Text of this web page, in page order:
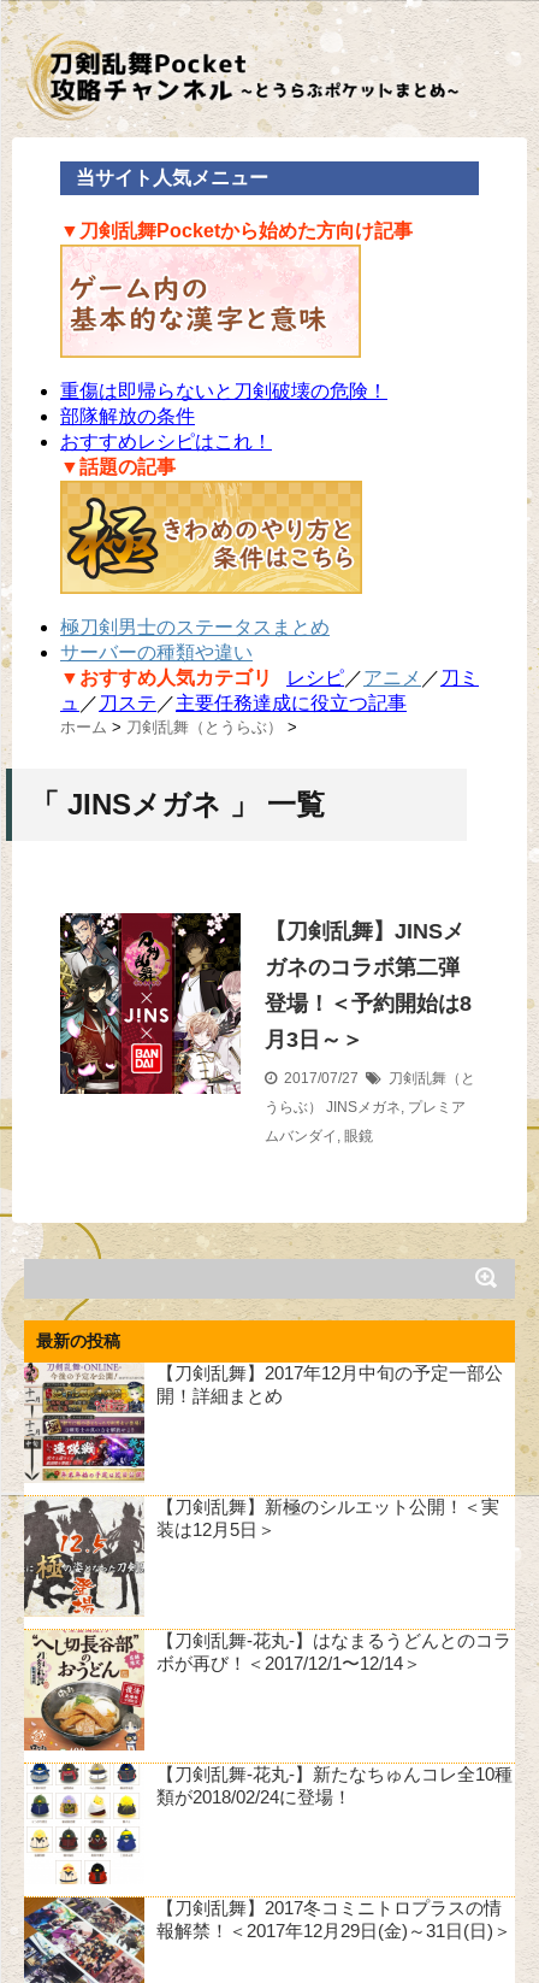
当サイト人気メニュー
▼刀剣乱舞Pocketから始めた方向け記事
重傷は即帰らないと刀剣破壊の危険！
部隊解放の条件
おすすめレシピはこれ！
▼話題の記事
極刀剣男士のステータスまとめ
サーバーの種類や違い
▼おすすめ人気カテゴリ
レシピ／アニメ ／ 刀ミ
ュ ／ 刀ステ ／主要任務達成に役立つ記事
ホーム > 刀剣乱舞（とうらぶ） >
「 JINSメガネ 」 一覧
【刀剣乱舞】JINSメ
ガネのコラボ第二弾
登場！＜予約開始は8
月3日～＞
2017/07/27
刀剣乱舞（と
うらぶ）
JINSメガネ, プレミア
ムバンダイ , 眼鏡
最新の投稿
【刀剣乱舞】2017年12月中旬の予定一部公
開！詳細まとめ
【刀剣乱舞】新極のシルエット公開！＜実
装は12月5日＞
【刀剣乱舞-花丸-】はなまるうどんとのコラ
ボが再び！＜2017/12/1〜12/14＞
【刀剣乱舞-花丸-】新たなちゅんコレ全10種
類が2018/02/24に登場！
【刀剣乱舞】2017冬コミニトロプラスの情
報解禁！＜2017年12月29日(金)～31日(日)＞